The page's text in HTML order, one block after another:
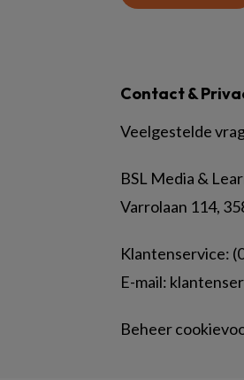
Contact &
Veelgestelde
BSL Media &
Varrolaan 114,
Klantenservice:
E-mail:
Beheer